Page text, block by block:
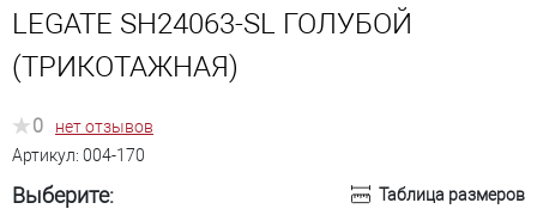
LEGATE SH24063-SL ГОЛУБОЙ
(ТРИКОТАЖНАЯ)
0
нет отзывов
Артикул: 004-170
Выберите: Таблица размеров